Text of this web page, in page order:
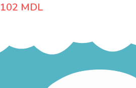
102 MDL